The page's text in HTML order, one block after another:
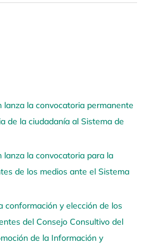
lanza la convocatoria permanente
de la ciudadanía al Sistema de
lanza la convocatoria para la
de los medios ante el Sistema
conformación y elección de los
del Consejo Consultivo del
de la Información y